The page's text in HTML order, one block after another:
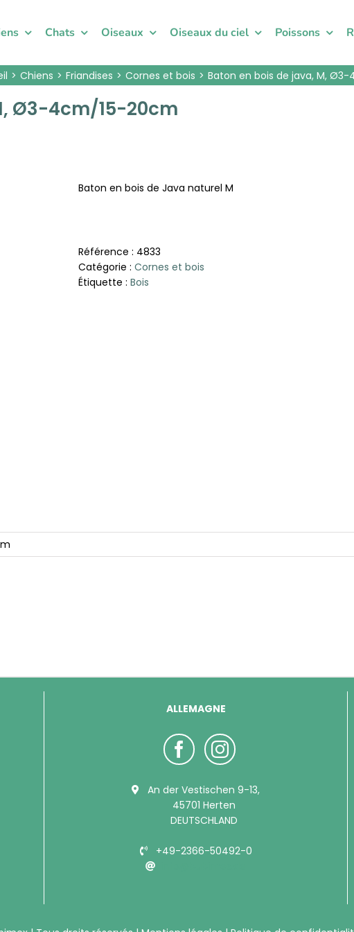
Chats Oiseaux Oiseaux du ciel Poissons
Chiens Friandises Cornes et bois Baton en bois de java, M,
Ø3-4cm/15-20cm
Baton en bois de Java naturel M
Référence : 4833
Catégorie : Cornes et bois
Étiquette : Bois
ALLEMAGNE
An der Vestischen 9-13,
45701 Herten
DEUTSCHLAND
+49-2366-50492-0